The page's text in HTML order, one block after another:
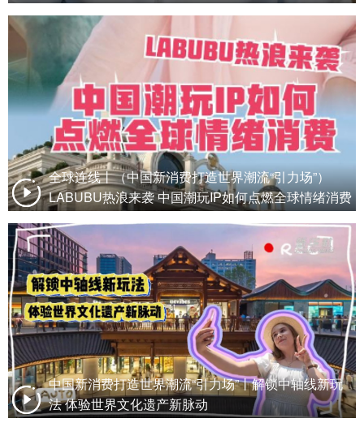
全球连线丨（中国新消费打造世界潮流“引力场”）
LABUBU热浪来袭 中国潮玩IP如何点燃全球情绪消费
中国新消费打造世界潮流“引力场”丨解锁中轴线新玩
法 体验世界文化遗产新脉动